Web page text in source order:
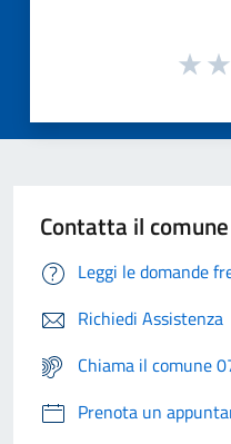
Contatta il comune
Leggi le domande
Richiedi Assistenza
Chiama il comune
Prenota un